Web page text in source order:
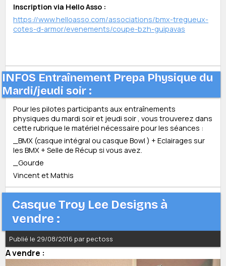
Inscription via Hello Asso :
https://www.helloasso.com/associations/bmx-tregueux-
cotes-d-armor/evenements/coupe-bzh-guipavas
INFOS Entraînement Prepa Physique du
Mardi/jeudi soir :
Pour les pilotes participants aux entraînements
physiques du mardi soir et jeudi soir , vous trouverez dans
cette rubrique le matériel nécessaire pour les séances :
_BMX (casque intégral ou casque Bowl ) + Eclairages sur
les BMX + Selle de Récup si vous avez.
_Gourde
Vincent et Mathis
Casque Troy Lee Designs à
vendre :
Publié le 29/08/2016 par pectoss
A vendre :